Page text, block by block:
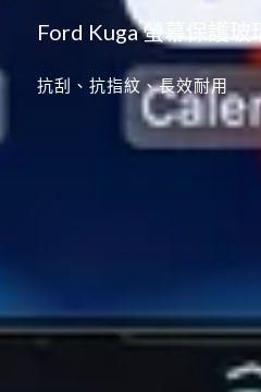
Ford Kuga 螢幕保護玻璃
抗刮、抗指紋、長效耐用